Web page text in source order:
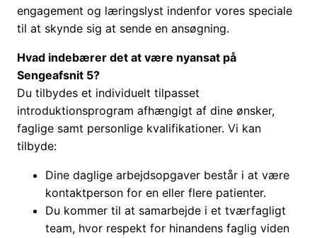
engagement og læringslyst indenfor vores speciale
til at skynde sig at sende en ansøgning.
Hvad indebærer det at være nyansat på
Sengeafsnit 5?
Du tilbydes et individuelt tilpasset
introduktionsprogram afhængigt af dine ønsker,
faglige samt personlige kvalifikationer. Vi kan
tilbyde:
Dine daglige arbejdsopgaver består i at være
kontaktperson for en eller flere patienter.
Du kommer til at samarbejde i et tværfagligt
team, hvor respekt for hinandens faglig viden